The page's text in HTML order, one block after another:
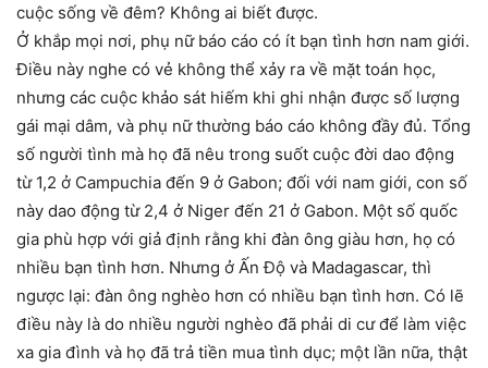
cuộc sống về đêm? Không ai biết được.
Ở khắp mọi nơi, phụ nữ báo cáo có ít bạn tình hơn nam giới.
Điều này nghe có vẻ không thể xảy ra về mặt toán học,
nhưng các cuộc khảo sát hiếm khi ghi nhận được số lượng
gái mại dâm, và phụ nữ thường báo cáo không đầy đủ. Tổng
số người tình mà họ đã nêu trong suốt cuộc đời dao động
từ 1,2 ở Campuchia đến 9 ở Gabon; đối với nam giới, con số
này dao động từ 2,4 ở Niger đến 21 ở Gabon. Một số quốc
gia phù hợp với giả định rằng khi đàn ông giàu hơn, họ có
nhiều bạn tình hơn. Nhưng ở Ấn Độ và Madagascar, thì
ngược lại: đàn ông nghèo hơn có nhiều bạn tình hơn. Có lẽ
điều này là do nhiều người nghèo đã phải di cư để làm việc
xa gia đình và họ đã trả tiền mua tình dục; một lần nữa, thật